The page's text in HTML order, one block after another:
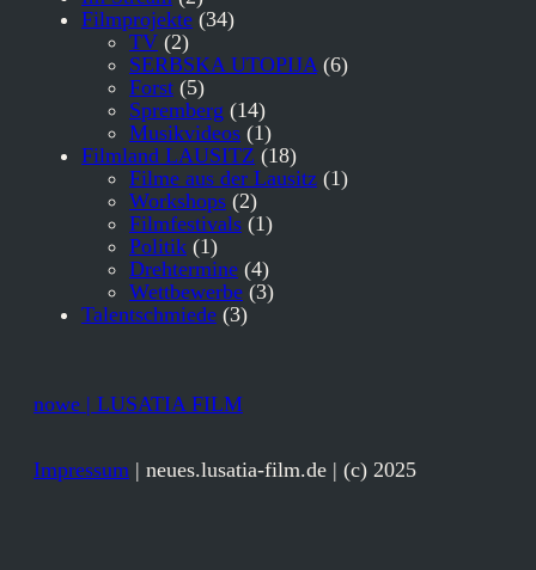
Filmprojekte (34)
TV (2)
SERBSKA UTOPIJA(6)
Forst (5)
Spremberg (14)
Musikvideos (1)
Filmland LAUSITZ (18)
Filme aus der Lausitz (1)
Workshops (2)
Filmfestivals (1)
Politik (1)
Drehtermine (4)
Wettbewerbe (3)
Talentschmiede (3)
nowe | LUSATIA FILM
Impressum | neues.lusatia-film.de | (c) 2025